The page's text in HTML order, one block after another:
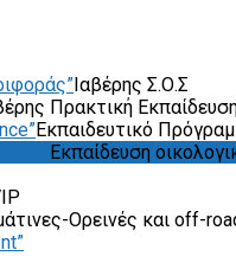
Ιαβέρης Σ.Ο.Σ
Πρακτική
Εκπαιδευτικό
Εκπαίδευση
Ορεινές και off-